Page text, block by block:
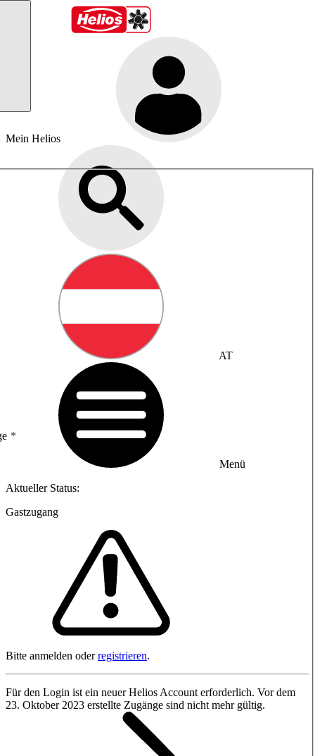
Mein Helios
AT
Menü
Aktueller Status:
Gastzugang
Bitte anmelden oderregistrieren.
Für den Login ist ein neuer Helios Account erforderlich. Vor dem
23. Oktober 2023 erstellte Zugänge sind nicht mehr gültig.